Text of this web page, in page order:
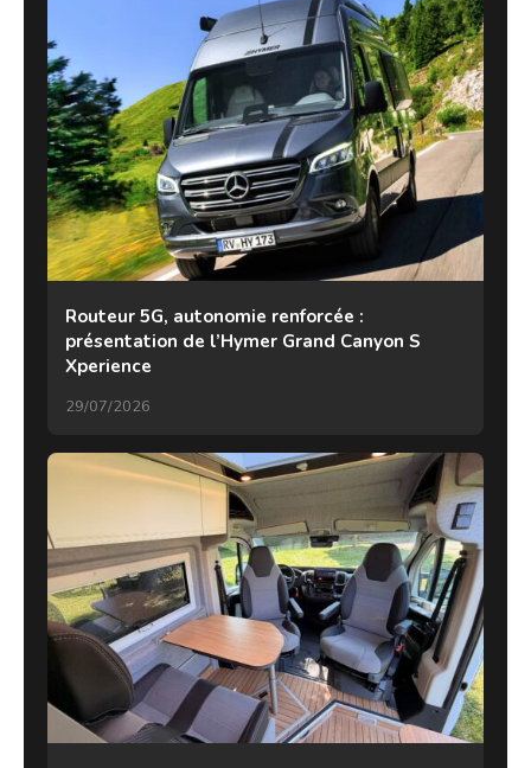
Routeur 5G, autonomie renforcée :
présentation de l’Hymer Grand Canyon S
Xperience
29/07/2026